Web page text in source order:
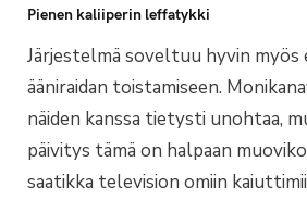
Pienen kaliiperin leffatykki
Järjestelmä soveltuu hyvin myös
ääniraidan toistamiseen.
näiden kanssa tietysti unohtaa,
päivitys tämä on halpaan
saatikka television omiin